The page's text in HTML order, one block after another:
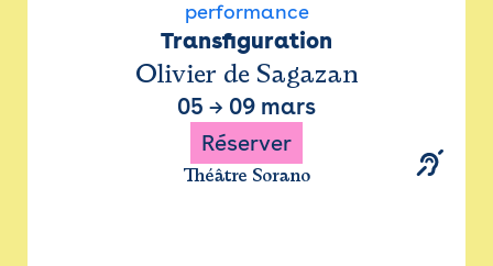
performance
Transfiguration
Olivier de Sagazan
05 → 09 mars
Réserver
Théâtre Sorano